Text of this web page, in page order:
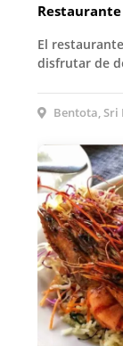
El
disfrutar de
Bentota, Sri